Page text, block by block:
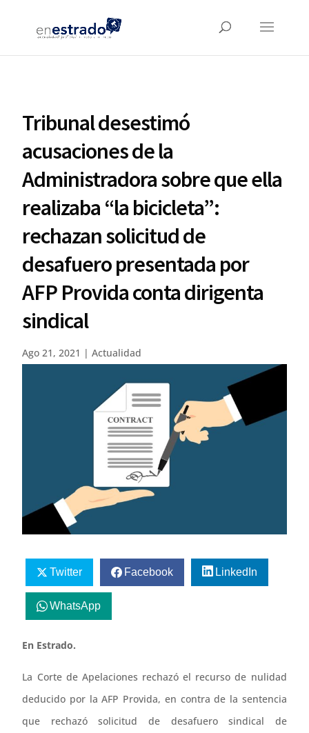
Tribunal desestimó
acusaciones de la
Administradora sobre que ella
realizaba “la bicicleta”:
rechazan solicitud de
desafuero presentada por
AFP Provida conta dirigenta
sindical
Ago 21, 2021 |Actualidad
Twitter Facebook LinkedIn
WhatsApp
En Estrado.
La Corte de Apelaciones rechazó el recurso de nulidad
deducido por la AFP Provida, en contra de la sentencia
que rechazó solicitud de desafuero sindical de